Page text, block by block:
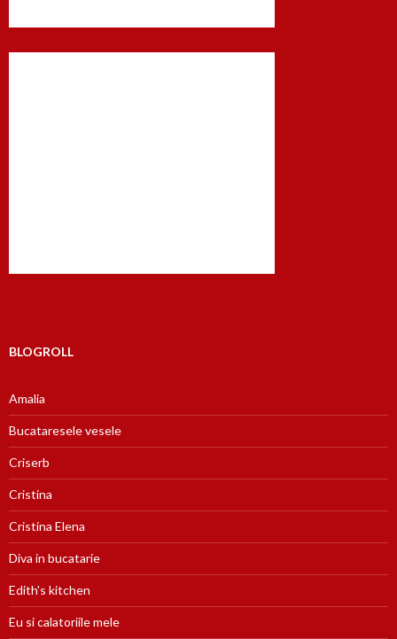
BLOGROLL
Amalia
Bucataresele vesele
Criserb
Cristina
Cristina Elena
Diva in bucatarie
Edith's kitchen
Eu si calatoriile mele